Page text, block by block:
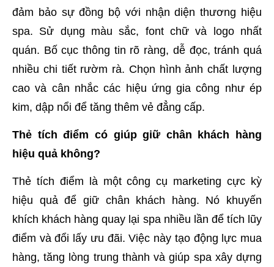
đảm bảo sự đồng bộ với nhận diện thương hiệu
spa. Sử dụng màu sắc, font chữ và logo nhất
quán. Bố cục thông tin rõ ràng, dễ đọc, tránh quá
nhiều chi tiết rườm rà. Chọn hình ảnh chất lượng
cao và cân nhắc các hiệu ứng gia công như ép
kim, dập nổi để tăng thêm vẻ đẳng cấp.
Thẻ tích điểm có giúp giữ chân khách hàng
hiệu quả không?
Thẻ tích điểm là một công cụ marketing cực kỳ
hiệu quả để giữ chân khách hàng. Nó khuyến
khích khách hàng quay lại spa nhiều lần để tích lũy
điểm và đổi lấy ưu đãi. Việc này tạo động lực mua
hàng, tăng lòng trung thành và giúp spa xây dựng